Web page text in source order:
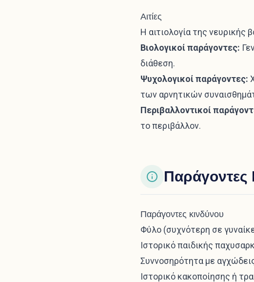
Αιτίες
Η αιτιολογία της νευρικής
Βιολογικοί παράγοντες:
διάθεση.
Ψυχολογικοί παράγοντες:
των αρνητικών
Περιβαλλοντικοί
το περιβάλλον.
Παράγοντες
Παράγοντες κινδύνου
Φύλο (συχνότερη σε
Ιστορικό παιδικής
Συννοσηρότητα με
Ιστορικό κακοποίησης ή